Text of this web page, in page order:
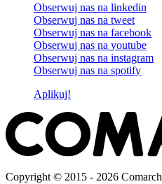
Obserwuj nas na linkedin
Obserwuj nas na tweet
Obserwuj nas na facebook
Obserwuj nas na youtube
Obserwuj nas na instagram
Obserwuj nas na spotify
Aplikuj!
Copyright © 2015 - 2026